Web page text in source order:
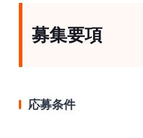
募集要項
応募条件